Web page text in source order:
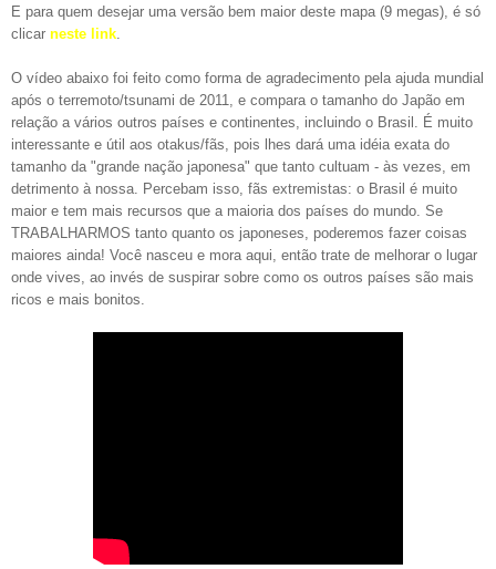
E para quem desejar uma versão bem maior deste mapa (9 megas), é só
clicar neste link
O vídeo abaixo foi feito como forma de agradecimento pela ajuda mundial
após o terremoto/tsunami de 2011, e compara o tamanho do Japão em
relação a vários outros países e continentes, incluindo o Brasil. É muito
interessante e útil aos otakus/fãs, pois lhes dará uma idéia exata do
tamanho da "grande nação japonesa" que tanto cultuam - às vezes, em
detrimento à nossa. Percebam isso, fãs extremistas: o Brasil é muito
maior e tem mais recursos que a maioria dos países do mundo. Se
TRABALHARMOS tanto quanto os japoneses, poderemos fazer coisas
maiores ainda! Você nasceu e mora aqui, então trate de melhorar o lugar
onde vives , ao invés de suspirar sobre como os outros países são mais
ricos e mais bonitos.